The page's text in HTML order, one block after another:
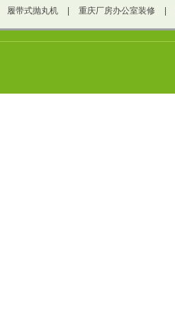
履带式抛丸机 重庆厂房办公室装修